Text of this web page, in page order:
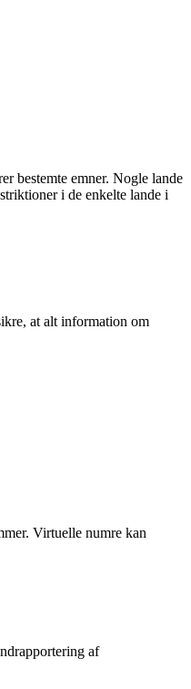
bestemte emner. Nogle lande
i de enkelte lande i
at alt information om
Virtuelle numre kan
af